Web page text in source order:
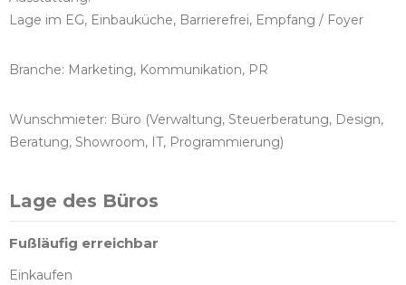
Lage im EG, Einbauküche, Barrierefrei, Empfang / Foyer
Branche: Marketing, Kommunikation, PR
Wunschmieter: Büro (Verwaltung, Steuerberatung, Design,
Beratung, Showroom, IT, Programmierung)
Lage des Büros
Fußläufig erreichbar
Einkaufen